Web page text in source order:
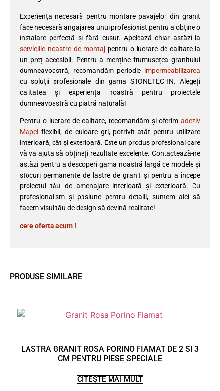
PRODUSE SIMILARE
LASTRA GRANIT ROSA PORINO FIAMAT DE 2 SI 3
CM PENTRU PIESE SPECIALE
CITEȘTE MAI MULT
Experiența necesară pentru montare pavajelor din granit
face necesară angajarea unui profesionist pentru a obține o
instalare perfectă și fără cusur. Apelează chiar astăzi la
serviciile noastre de montaj pentru o lucrare de calitate la
un preț accesibil. Pentru a menține frumusețea granitului
dumneavoastră, recomandăm periodic impermeabilizarea
cu soluții profesionale din gama STONETECHN. Alegeți
calitatea și experiența noastră pentru proiectele
dumneavoastră cu piatră naturală!
Pentru o lucrare de calitate, recomandăm și oferim adeziv
Mapei flexibil, de culoare gri, potrivit atât pentru utilizare
interioară, cât și exterioară. Este un produs profesional care
vă va ajuta să obțineți rezultate excelente. Contactează-ne
astăzi pentru a descoperi gama noastră largă de modele și
stocuri permanente de lastre de granit și pentru a începe
proiectul tău de amenajare interioară și exterioară. Cu
profesionalism și pasiune pentru detalii, suntem aici să
facem visul tău de design să devină realitate!
cere oferta acum !